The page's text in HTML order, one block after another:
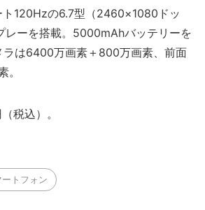
120Hzの6.7型（2460×1080ドッ
レーを搭載。5000mAhバッテリーを
ラは6400万画素＋800万画素、前面
。
税込）。
ートフォン